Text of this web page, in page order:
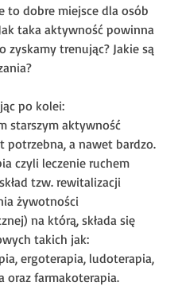
to dobre miejsce dla osób
taka aktywność powinna
zyskamy trenując? Jakie są
po kolei:
starszym aktywność
potrzebna, a nawet bardzo.
czyli leczenie ruchem
tzw. rewitalizacji
żywotności
na którą, składa się
takich jak:
ergoterapia, ludoterapia,
oraz farmakoterapia.